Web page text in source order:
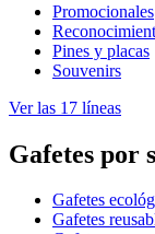
Promocionales
Pines y placas
Souvenirs
Ver las 17 líneas
Gafetes por
Gafetes
Gafetes